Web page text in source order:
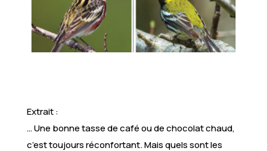
Extrait :
… Une bonne tasse de café ou de chocolat chaud,
c’est toujours réconfortant. Mais quels sont les